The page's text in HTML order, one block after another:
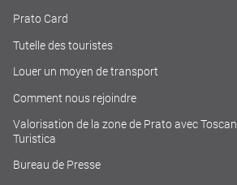
Prato Card
Tutelle des touristes
Louer un moyen de transport
Comment nous rejoindre
Valorisation de la zone de Prato avec
Turistica
Bureau de Presse